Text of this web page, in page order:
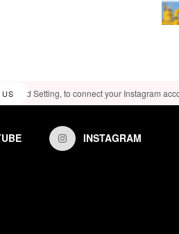
Feed Setting, to connect your Instagram
INSTAGRAM